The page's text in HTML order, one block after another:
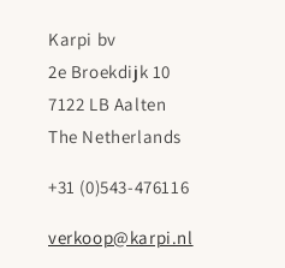
Karpi bv
2e Broekdijk 10
7122 LB Aalten
The Netherlands
+31 (0)543-476116
verkoop@karpi.nl